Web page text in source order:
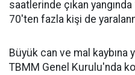
saatlerinde çıkan
70'ten fazla kişi de
Büyük can ve mal kaybına
TBMM Genel Kurulu'nda